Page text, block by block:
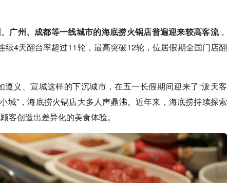
广州、成都等一线城市的海底捞火锅店普遍迎来较高客流，
4天翻台率超过11轮，最高突破12轮，位居假期全国门店翻
义、宣城这样的下沉城市，在五一长假期间迎来了“泼天客
城”，海底捞火锅店大多人声鼎沸。近年来，海底捞持续探索
客创造出差异化的美食体验。